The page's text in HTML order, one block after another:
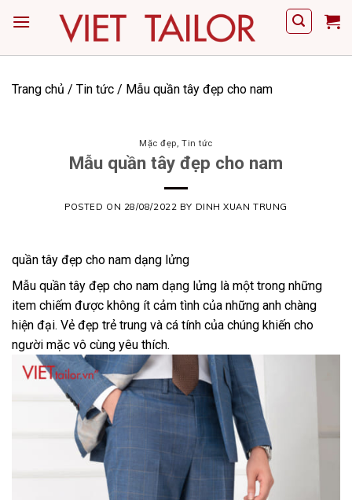
Trang chủ / Tin tức / Mẫu quần tây đẹp cho nam
Mặc đẹp,Tin tức
Mẫu quần tây đẹp cho nam
POSTED ON 28/08/2022 BY DINH XUAN TRUNG
quần tây đẹp cho nam dạng lửng
Mẫu quần tây đẹp cho nam dạng lửng là một trong những
item chiếm được không ít cảm tình của những anh chàng
hiện đại. Vẻ đẹp trẻ trung và cá tính của chúng khiến cho
người mặc vô cùng yêu thích.